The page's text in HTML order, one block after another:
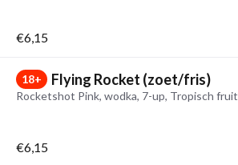
€6,15
18+ Flying Rocket (zoet/fris)
Rocketshot Pink, wodka, 7-up, Tropisch fruit
€6,15